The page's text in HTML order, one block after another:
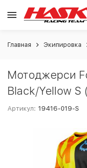
Главная Экипировка
Мотоджерси
Black/Yellow S
Артикул: 19416-019-S